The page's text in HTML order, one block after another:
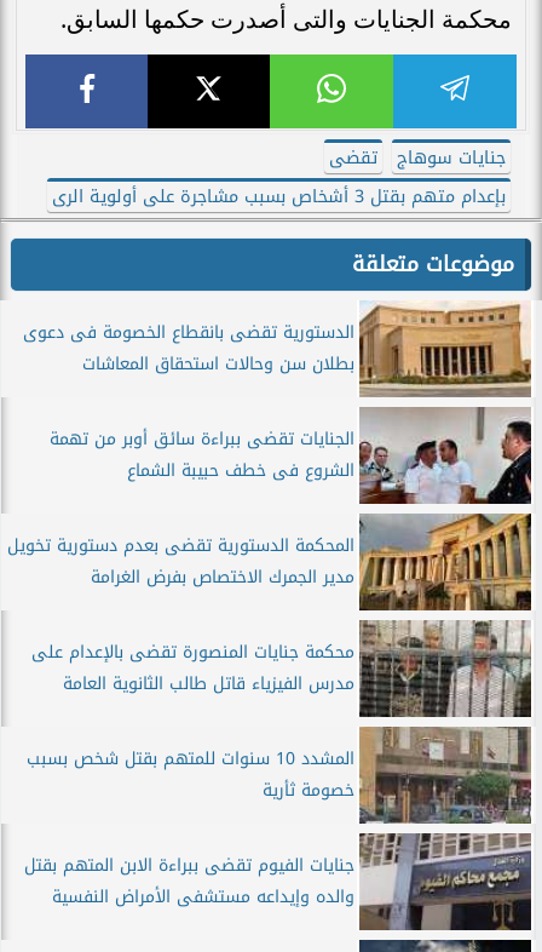
محكمة الجنايات والتى أصدرت حكمها السابق.
جنايات سوهاج
تقضى
بإعدام متهم بقتل 3 أشخاص بسبب مشاجرة على أولوية الرى
موضوعات متعلقة
الدستورية تقضى بانقطاع الخصومة فى دعوى
بطلان سن وحالات استحقاق المعاشات
الجنايات تقضى ببراءة سائق أوبر من تهمة
الشروع فى خطف حبيبة الشماع
المحكمة الدستورية تقضى بعدم دستورية تخويل
مدير الجمرك الاختصاص بفرض الغرامة
محكمة جنايات المنصورة تقضى بالإعدام على
مدرس الفيزياء قاتل طالب الثانوية العامة
المشدد 10 سنوات للمتهم بقتل شخص بسبب
خصومة ثأرية
جنايات الفيوم تقضى ببراءة الابن المتهم بقتل
والده وإيداعه مستشفى الأمراض النفسية